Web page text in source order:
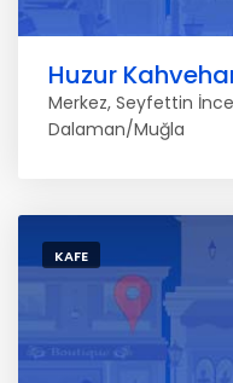
Huzur
Merkez, Seyfettin
Dalaman/Muğla
KAFE